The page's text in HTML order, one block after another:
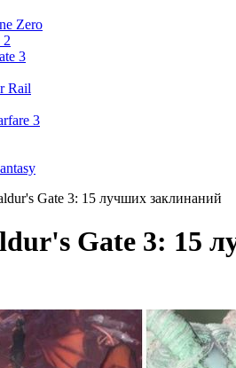
Zero
2
3
Rail
3
Gate 3: 15 лучших заклинаний
Gate 3: 15